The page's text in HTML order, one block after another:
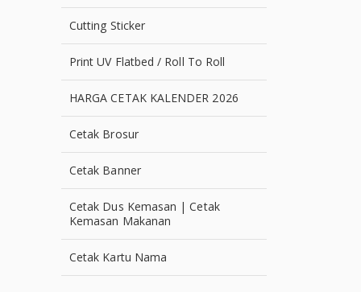
Cutting Sticker
Print UV Flatbed / Roll To Roll
HARGA CETAK KALENDER 2026
Cetak Brosur
Cetak Banner
Cetak Dus Kemasan | Cetak
Kemasan Makanan
Cetak Kartu Nama